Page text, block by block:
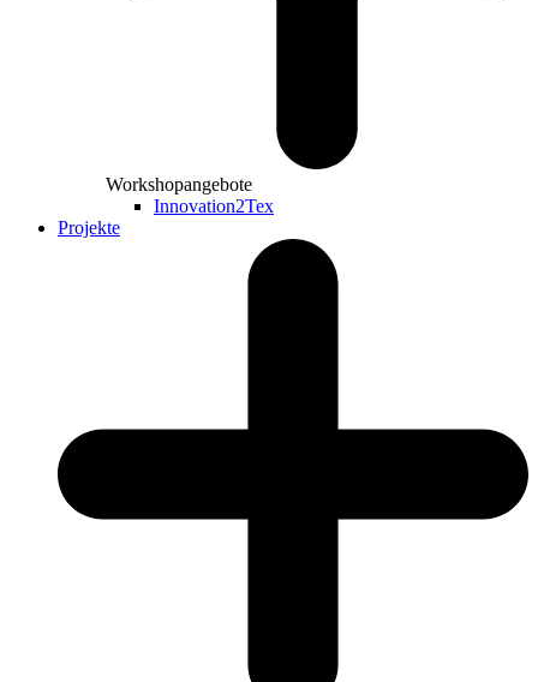
Workshopangebote
Innovation2Tex
Projekte